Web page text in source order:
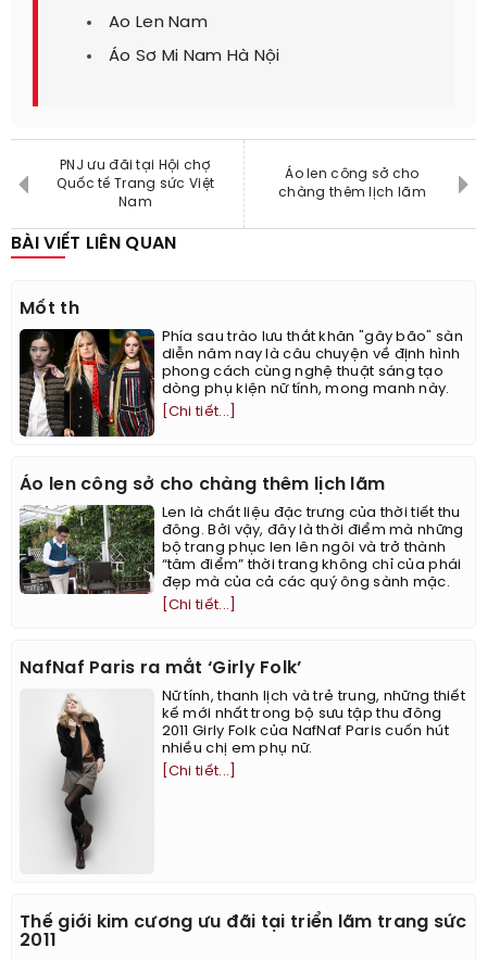
Ao Len Nam
Áo Sơ Mi Nam Hà Nội
PNJ ưu đãi tại Hội chợ
Quốc tế Trang sức Việt
Nam
Áo len công sở cho
chàng thêm lịch lãm
BÀI VIẾT LIÊN QUAN
Mốt th
Phía sau trào lưu thắt khăn "gây bão" sàn
diễn năm nay là câu chuyện về định hình
phong cách cùng nghệ thuật sáng tạo
dòng phụ kiện nữ tính, mong manh này.
[Chi tiết...]
Áo len công sở cho chàng thêm lịch lãm
Len là chất liệu đặc trưng của thời tiết thu
đông. Bởi vậy, đây là thời điểm mà những
bộ trang phục len lên ngôi và trở thành
“tâm điểm” thời trang không chỉ của phái
đẹp mà của cả các quý ông sành mặc.
[Chi tiết...]
NafNaf Paris ra mắt ‘Girly Folk’
Nữ tính, thanh lịch và trẻ trung, những thiết
kế mới nhất trong bộ sưu tập thu đông
2011 Girly Folk của NafNaf Paris cuốn hút
nhiều chị em phụ nữ.
[Chi tiết...]
Thế giới kim cương ưu đãi tại triển lãm trang sức
2011